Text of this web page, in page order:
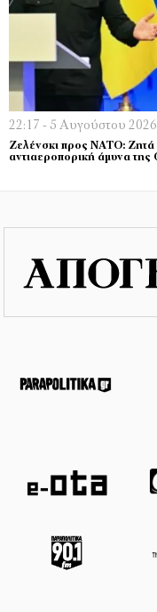
22:17 - 5 Αυγούστου 2026
Ζελένσκι προς ΝΑΤΟ: Ζητά
αντιαεροπορική άμυνα της